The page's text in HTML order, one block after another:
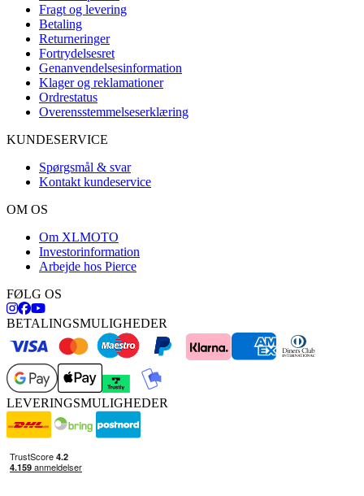
Fragt og levering
Betaling
Returneringer
Fortrydelsesret
Genanvendelsesinformation
Klager og reklamationer
Ordrestatus
Overensstemmelseserklæring
KUNDESERVICE
Spørgsmål & svar
Kontakt kundeservice
OM OS
Om XLMOTO
Investorinformation
Arbejde hos Pierce
FØLG OS
BETALINGSMULIGHEDER
LEVERINGSMULIGHEDER